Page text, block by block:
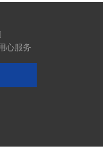
心服务